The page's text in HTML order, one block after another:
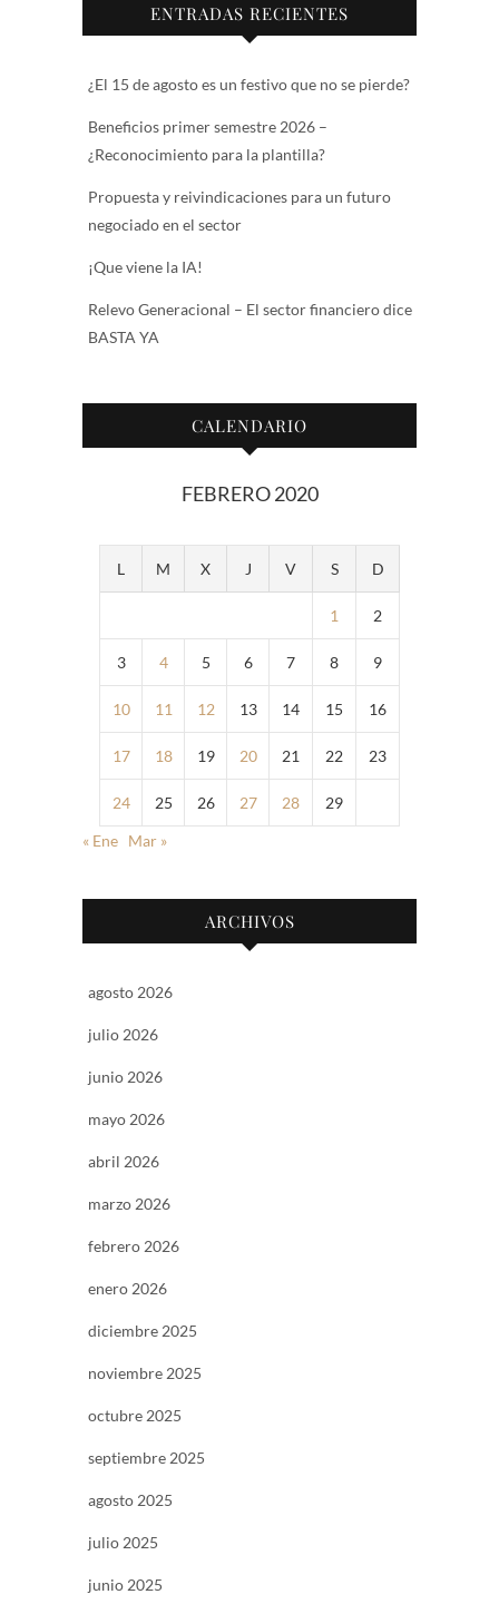
ENTRADAS RECIENTES
¿El 15 de agosto es un festivo que no se pierde?
Beneficios primer semestre 2026 –
¿Reconocimiento para la plantilla?
Propuesta y reivindicaciones para un futuro
negociado en el sector
¡Que viene la IA!
Relevo Generacional – El sector financiero dice
BASTA YA
CALENDARIO
FEBRERO 2020
L M X J V S D
1 2
3 4 5 6 7 8 9
10 11 12 13 14 15 16
17 18 19 20 21 22 23
24 25 26 27 28
29
« Ene Mar »
ARCHIVOS
agosto 2026
julio 2026
junio 2026
mayo 2026
abril 2026
marzo 2026
febrero 2026
enero 2026
diciembre 2025
noviembre 2025
octubre 2025
septiembre 2025
agosto 2025
julio 2025
junio 2025